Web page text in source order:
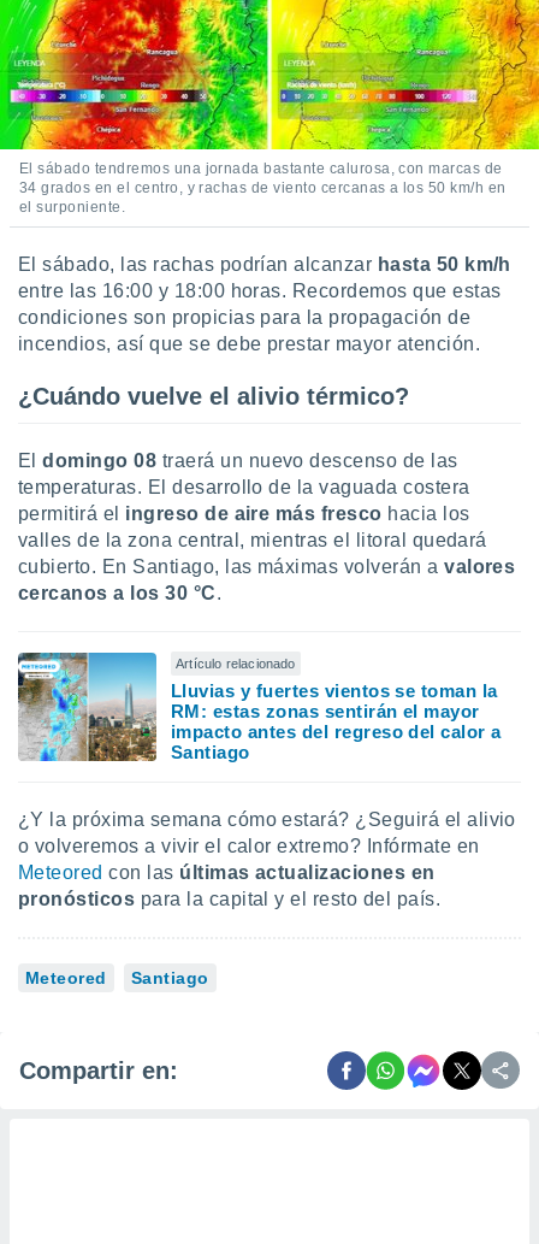
El sábado tendremos una jornada bastante calurosa, con marcas de
34 grados en el centro, y rachas de viento cercanas a los 50 km/h en
el surponiente.
El sábado, las rachas podrían alcanzar hasta 50 km/h
entre las 16:00 y 18:00 horas. Recordemos que estas
condiciones son propicias para la propagación de
incendios, así que se debe prestar mayor atención.
¿Cuándo vuelve el alivio térmico?
Eldomingo 08 traerá un nuevo descenso de las
temperaturas. El desarrollo de la vaguada costera
permitirá el ingreso de aire más fresco hacia los
valles de la zona central, mientras el litoral quedará
cubierto. En Santiago, las máximas volverán avalores
cercanos a los 30 °C.
Artículo relacionado
Lluvias y fuertes vientos se toman la
RM: estas zonas sentirán el mayor
impacto antes del regreso del calor a
Santiago
¿Y la próxima semana cómo estará? ¿Seguirá el alivio
o volveremos a vivir el calor extremo? Infórmate en
Meteoredcon las últimas actualizaciones en
pronósticos para la capital y el resto del país.
Meteored Santiago
Compartir en: